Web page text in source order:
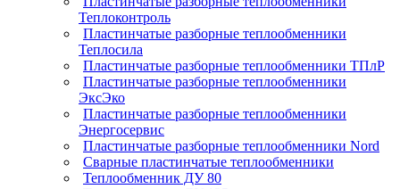
Теплоконтроль
Пластинчатые разборные теплообменники
Теплосила
Пластинчатые разборные теплообменники ТПлР
Пластинчатые разборные теплообменники
ЭксЭко
Пластинчатые разборные теплообменники
Энергосервис
Пластинчатые разборные теплообменники Nord
Сварные пластинчатые теплообменники
Теплообменник ДУ 80